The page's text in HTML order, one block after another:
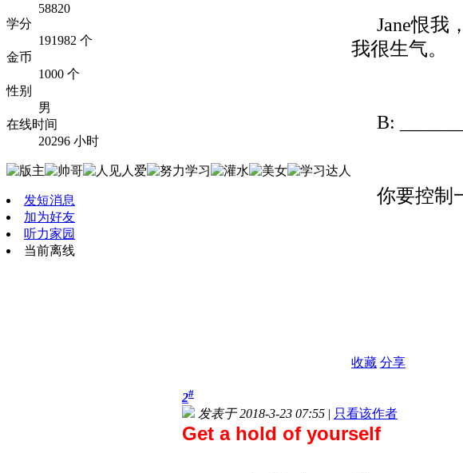
58820
学分
191982 个
金币
1000 个
性别
男
在线时间
20296 小时
发短消息
加为好友
听力家园
当前离线
Jane恨我
我很生气。
B:
你要控制
收藏 分享
2#
发表于 2018-3-23 07:55 | 只看该作者
Get a hold of yourself